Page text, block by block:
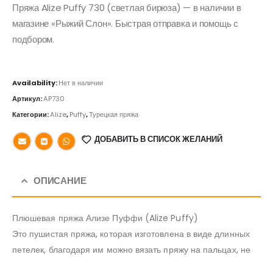
Пряжа Alize Puffy 730 (светлая бирюза) — в наличии в
магазине «Рыжий Слон». Быстрая отправка и помощь с
подбором.
Availability:Нет в наличии
Артикул:AP730
Категории:Alize,Puffy,Турецкая пряжа
ДОБАВИТЬ В СПИСОК ЖЕЛАНИЙ
ОПИСАНИЕ
Плюшевая пряжа Ализе Пуффи (Alize Puffy)
Это пушистая пряжа, которая изготовлена в виде длинных
петелек, благодаря им можно вязать пряжу на пальцах, не